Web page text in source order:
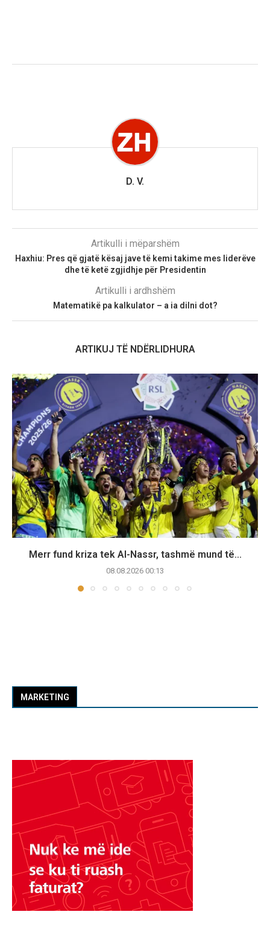
D. V.
Artikulli i mëparshëm
Haxhiu: Pres që gjatë kësaj jave të kemi takime mes liderëve
dhe të ketë zgjidhje për Presidentin
Artikulli i ardhshëm
Matematikë pa kalkulator – a ia dilni dot?
ARTIKUJ TË NDËRLIDHURA
Merr fund kriza tek Al-Nassr, tashmë mund të...
08.08.2026 00:13
MARKETING